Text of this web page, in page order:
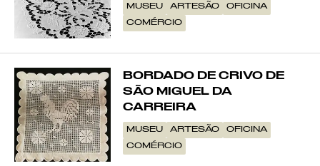
MUSEU ARTESÃO
OFICINA
COMÉRCIO
BORDADO DE CRIVO DE
SÃO MIGUEL DA
CARREIRA
MUSEU ARTESÃO
OFICINA
COMÉRCIO